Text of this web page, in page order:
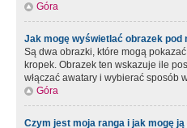
Góra
Jak mogę wyświetlać obrazek pod
Są dwa obrazki, które mogą
kropek. Obrazek ten wskazuje ile
włączać awatary i wybierać sposób
Góra
Czym jest moja ranga i jak mogę